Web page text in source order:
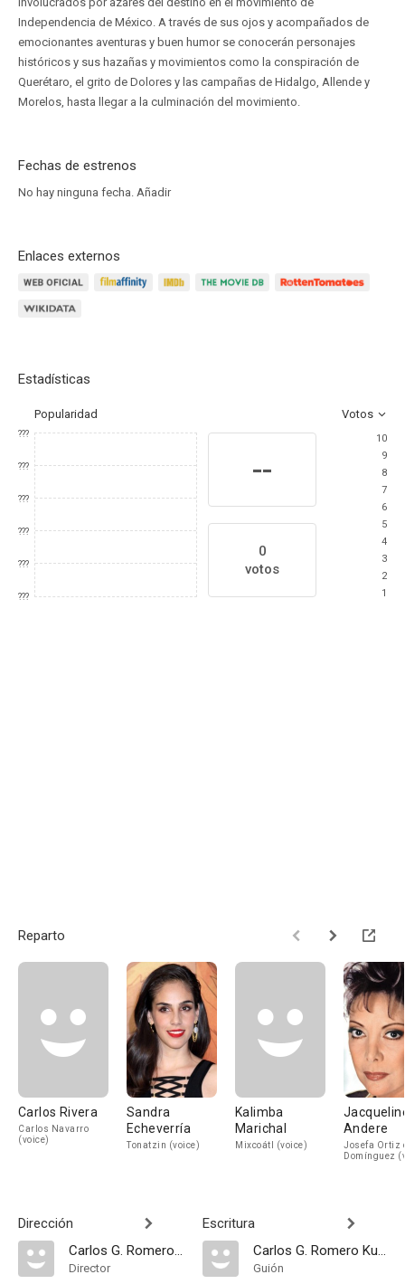
Independencia de México. A través de sus ojos y acompañados de
emocionantes aventuras y buen humor se conocerán personajes
históricos y sus hazañas y movimientos como la conspiración de
Querétaro, el grito de Dolores y las campañas de Hidalgo, Allende y
Morelos, hasta llegar a la culminación del movimiento.
Fechas de estrenos
No hay ninguna fecha. Añadir
Enlaces externos
Estadísticas
Popularidad Votos
???
???
???
???
???
???
--
0
votos
10
9
8
7
6
5
4
3
2
1
Reparto
Carlos Rivera
Carlos Navarro
(voice)
Sandra
Echeverría
Tonatzin (voice)
Kalimba
Marichal
Mixcoátl (voice)
Andere
Josefa Ortiz
Domínguez
Dirección
Carlos G. Romero Kuri Navarro
Director
Escritura
Carlos G. Romero Kuri Navarro
Guión